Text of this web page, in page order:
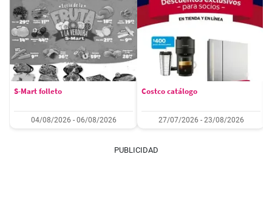
S-Mart folleto
04/08/2026 - 06/08/2026
Costco catálogo
27/07/2026 - 23/08/2026
PUBLICIDAD